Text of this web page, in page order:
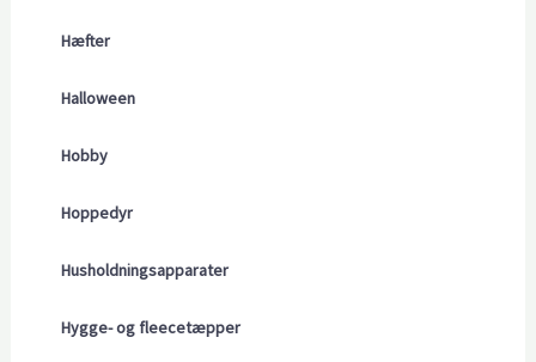
Hæfter
Halloween
Hobby
Hoppedyr
Husholdningsapparater
Hygge- og fleecetæpper